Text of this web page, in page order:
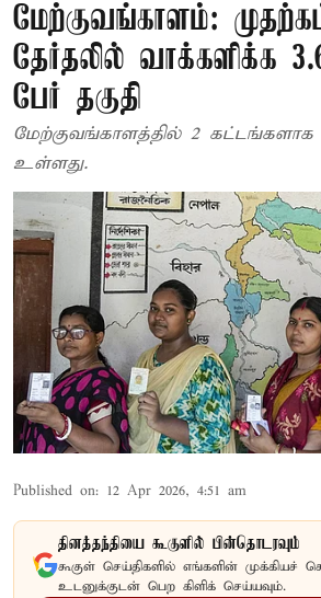
மேற்குவங்காளம்:
தேர்தலில் வாக்களிக்க
பேர் தகுதி
மேற்குவங்காளத்தில் 2
உள்ளது.
Published on: 12 Apr 2026, 4:51 am
தினத்தந்தியை கூகுளில் பின்தொடரவும்
கூகுள் செய்திகளில் எங்களின் முக்கியச்
உடனுக்குடன் பெற கிளிக் செய்யவும்.